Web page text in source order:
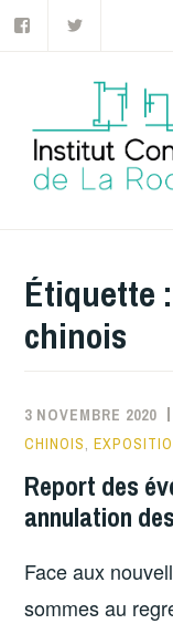
Accéder
DE LA
Étiquette :
chinois
3 NOVEMBRE 2020
CHINOIS,
Report des
annulation
Face aux
sommes au